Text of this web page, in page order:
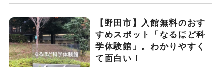
【野田市】入館無料のおす
すめスポット「なるほど科
学体験館」。わかりやすく
て面白い！